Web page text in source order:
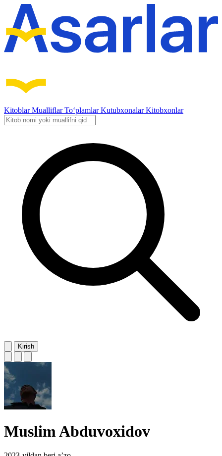
KitoblarMualliflarTo‘plamlarKutubxonalarKitobxonlar
Kirish
Muslim Abduvoxidov